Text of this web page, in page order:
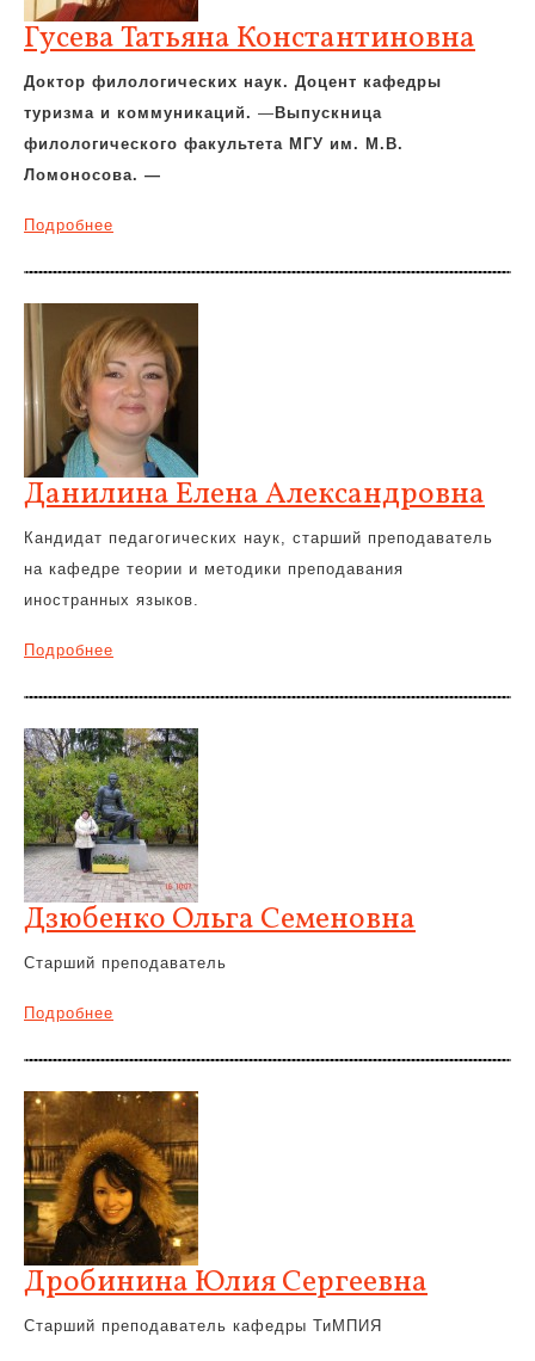
Гусева Татьяна Константиновна
Доктор филологических наук. Доцент кафедры
туризма и коммуникаций. — Выпускница
филологического факультета МГУ им. М.В.
Ломоносова. —
Подробнее
Данилина Елена Александровна
Кандидат педагогических наук, старший преподаватель
на кафедре теории и методики преподавания
иностранных языков.
Подробнее
Дзюбенко Ольга Семеновна
Старший преподаватель
Подробнее
Дробинина Юлия Сергеевна
Старший преподаватель кафедры ТиМПИЯ